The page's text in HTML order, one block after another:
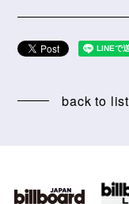
back to list